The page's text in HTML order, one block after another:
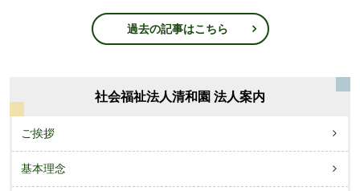
過去の記事はこちら
社会福祉法人清和園 法人案内
ご挨拶
基本理念